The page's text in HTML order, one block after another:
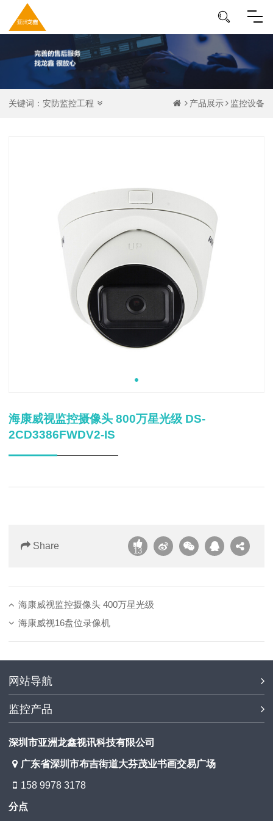
关键词： 安防监控工程 产品展示 监控设备
海康威视监控摄像头 800万星光级 DS-
2CD3386FWDV2-IS
Share 13
海康威视监控摄像头 400万星光级
海康威视16盘位录像机
网站导航
监控产品
深圳市亚洲龙鑫视讯科技有限公司
广东省深圳市布吉街道大芬茂业书画交易广场
158 9978 3178
分点